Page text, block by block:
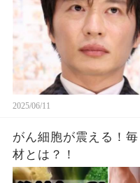
2025/06/11
がん細胞が震える！
材とは？！